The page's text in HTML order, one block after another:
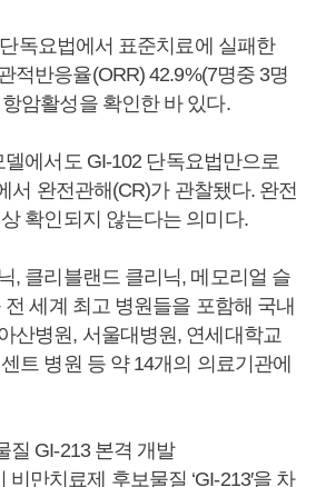
독요법에서 표준치료에 실패한
적반응율(ORR) 42.9%(7명중 3명
암활성을 확인한 바 있다.
에서도 GI-102 단독요법만으로
서 완전관해(CR)가 관찰됐다. 완전
확인되지 않는다는 의미다.
, 클리블랜드 클리닉, 메모리얼 슬
세계 최고 병원들을 포함해 국내
산병원, 서울대병원, 연세대학교
트 병원 등 약 14개의 의료기관에
GI-213 본격 개발
만치료제 후보물질 ‘GI-213′을 차